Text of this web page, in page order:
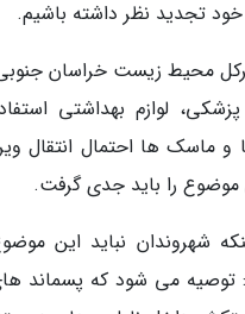
خود تجدید نظر داشته باشیم.
محیط زیست خراسان
لوازم بهداشتی
ماسک ها احتمال انتقال
موضوع را باید جدی گرفت.
شهروندان نباید این
توصیه می شود که پسماند